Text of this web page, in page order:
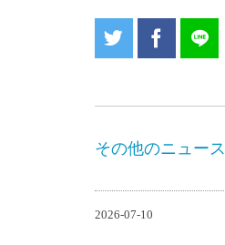
その他のニュース
2026-07-10